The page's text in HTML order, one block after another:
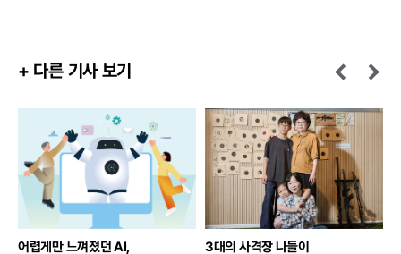
+ 다른 기사 보기
어렵게만 느껴졌던 AI, 3대의 사격장 나들이